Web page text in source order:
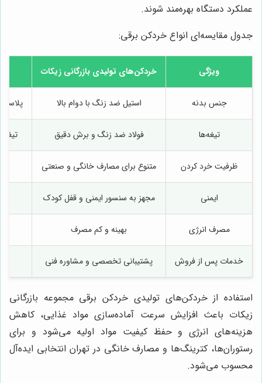
عملکرد دستگاه بهره‌مند شوند.
جدول مقایسه‌ای انواع خردکن برقی:
ویژگی خردکن‌های تولیدی بازرگانی زیکات
جنس بدنه استیل ضد زنگ با دوام بالا
تیغه‌ها فولاد ضد زنگ و برش دقیق
ظرفیت خرد کردن متنوع برای مصارف خانگی و صنعتی
ایمنی مجهز به سنسور ایمنی و قفل کودک
مصرف انرژی بهینه و کم مصرف
خدمات پس از فروش پشتیبانی تخصصی و مشاوره فنی
استفاده از خردکن‌های تولیدی خردکن برقی مجموعه بازرگانی
زیکات باعث افزایش سرعت آماده‌سازی مواد غذایی، کاهش
هزینه‌های انرژی و حفظ کیفیت مواد اولیه می‌شود و برای
رستوران‌ها، کترینگ‌ها و مصارف خانگی در تهران انتخابی ایده‌آل
محسوب می‌شود.